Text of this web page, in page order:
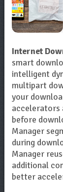
Internet
smart
intelligent
multipart
your
accelerators
before
Manager
during
Manager
additional
better